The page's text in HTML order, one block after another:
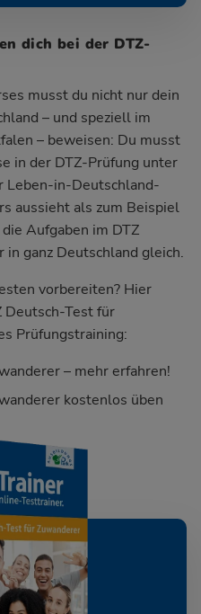
dich bei der DTZ-
musst du nicht nur dein
– und speziell im
– beweisen: Du musst
in der DTZ-Prüfung unter
Leben-in-Deutschland-
aussieht als zum Beispiel
Aufgaben im DTZ
ganz Deutschland gleich.
vorbereiten? Hier
Deutsch-Test für
Prüfungstraining:
– mehr erfahren!
kostenlos üben